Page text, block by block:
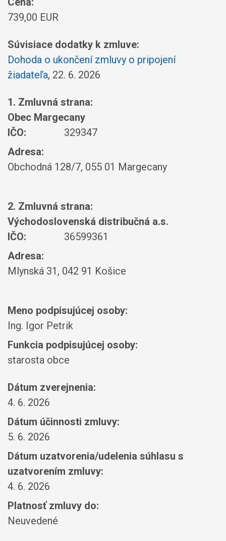
739,00 EUR
Súvisiace dodatky k zmluve:
Dohoda o ukončení zmluvy o pripojení
žiadateľa, 22. 6. 2026
1. Zmluvná strana:
Obec Margecany
IČO:
329347
Adresa:
Obchodná 128/7, 055 01 Margecany
2. Zmluvná strana:
Východoslovenská distribučná a.s.
IČO:
36599361
Adresa:
Mlynská 31, 042 91 Košice
Meno podpisujúcej osoby:
Ing. Igor Petrik
Funkcia podpisujúcej osoby:
starosta obce
Dátum zverejnenia:
4. 6. 2026
Dátum účinnosti zmluvy:
5. 6. 2026
Dátum uzatvorenia/udelenia súhlasu s
uzatvorením zmluvy:
4. 6. 2026
Platnosť zmluvy do:
Neuvedené